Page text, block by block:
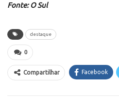
Fonte: O Sul
destaque
0
Compartilhar Facebook